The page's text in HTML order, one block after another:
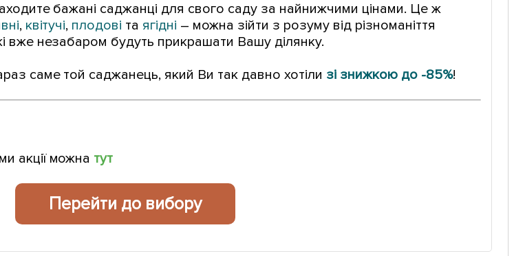
бажані саджанці для свого саду за найнижчими цінами. Це ж
, квітучі, плодові та ягідні – можна зійти з розуму від різноманіття
вже незабаром будуть прикрашати Вашу ділянку.
саме той саджанець, який Ви так давно хотіли зі знижкою до -85%!
акції можна тут
Перейти до вибору